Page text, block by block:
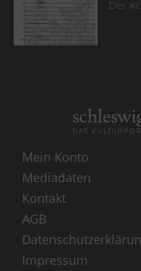
Der
DAS
Mein Konto
Mediadaten
Kontakt
AGB
Impressum